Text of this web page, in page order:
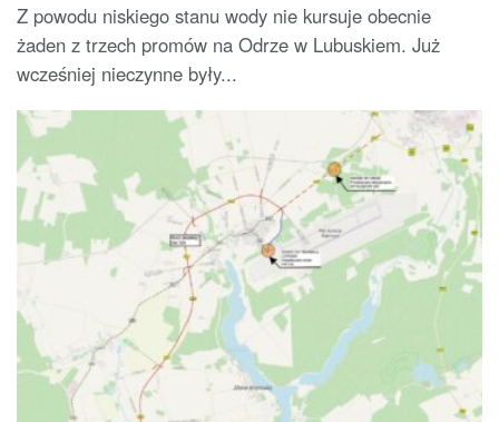
Z powodu niskiego stanu wody nie kursuje obecnie
żaden z trzech promów na Odrze w Lubuskiem. Już
wcześniej nieczynne były...